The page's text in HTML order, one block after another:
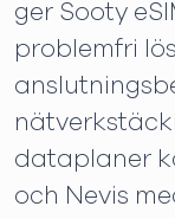
ger Sooty
problemfri
dataplaner
och Nevis